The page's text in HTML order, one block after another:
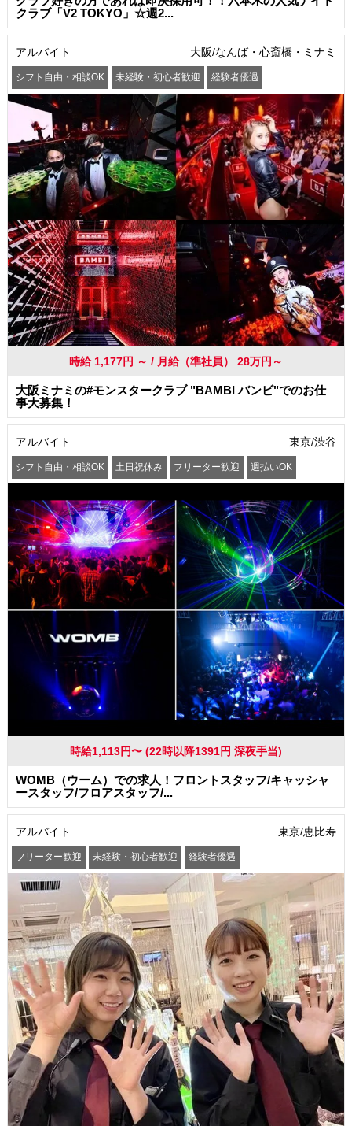
クラブ「V2 TOKYO」☆週2...
アルバイト 大阪/なんば・心斎橋・ミナミ
シフト自由・相談OK 未経験・初心者歓迎 経験者優遇
駅から徒歩5分以内 交通費支給 社員登用あり
時給 1,177円 ～ / 月給（準社員） 28万円～
大阪ミナミの#モンスタークラブ "BAMBI バンビ"でのお仕
事大募集！
アルバイト 東京/渋谷
シフト自由・相談OK 土日祝休み フリーター歓迎 週払いOK
時給1,113円〜 (22時以降1391円 深夜手当)
WOMB（ウーム）での求人！フロントスタッフ/キャッシャ
ースタッフ/フロアスタッフ/...
アルバイト 東京/恵比寿
フリーター歓迎 未経験・初心者歓迎 経験者優遇
学歴(中卒・高卒)不問 友達と一緒に応募OK 昇給あり 髪型・髪色自由
ピアスOK ネイルOK 駅から徒歩5分以内 オープニングスタッフ